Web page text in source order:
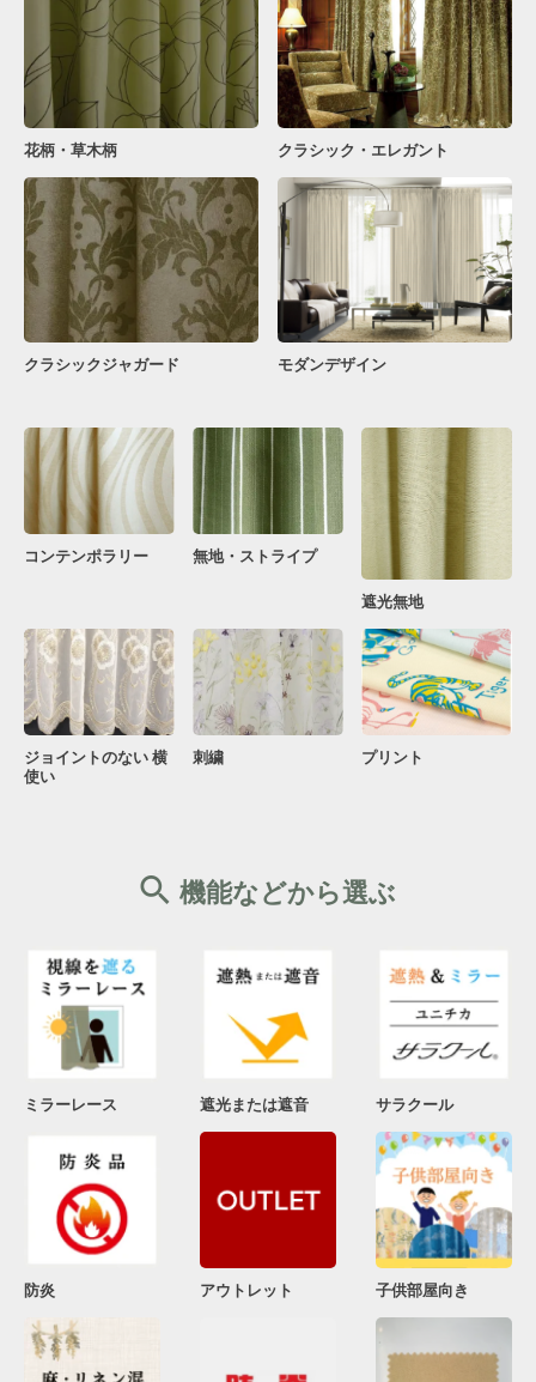
花柄・草木柄 クラシック・エレガント
クラシックジャガード モダンデザイン
コンテンポラリー 無地・ストライプ
遮光無地
ジョイントのない 横
使い
刺繍 プリント
機能などから選ぶ
ミラーレース 遮光または遮音 サラクール
防炎 アウトレット 子供部屋向き